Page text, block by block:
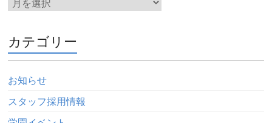
カテゴリー
お知らせ
スタッフ採用情報